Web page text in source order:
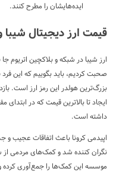
ایده‌هایشان را مطرح کنند.
قیمت ارز دیجیتال شیبا
ارز شیبا در شبکه و بلاکچین اتریوم
صحبت کردیم، باید بگوییم که این فرد
بزرگ‌ترین هولدر این رمز ارز است.
داشته است.
اپیدمی کرونا باعث اتفاقات عجیب
نگران کننده شد و کمک‌های مردمی
موسسه این کمک‌ها را جمع‌آوری کرده